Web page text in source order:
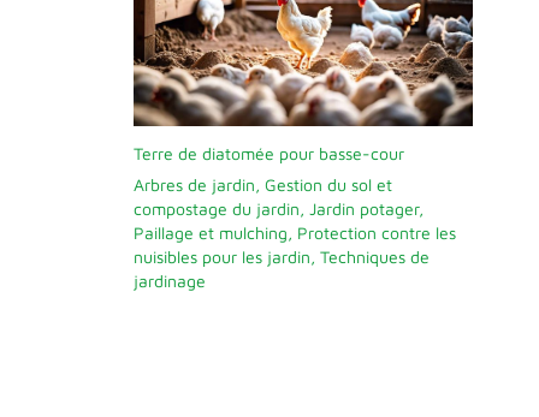
Terre de diatomée pour basse-cour
Arbres de jardin, Gestion du sol et
compostage du jardin, Jardin potager,
Paillage et mulching, Protection contre les
nuisibles pour les jardin, Techniques de
jardinage